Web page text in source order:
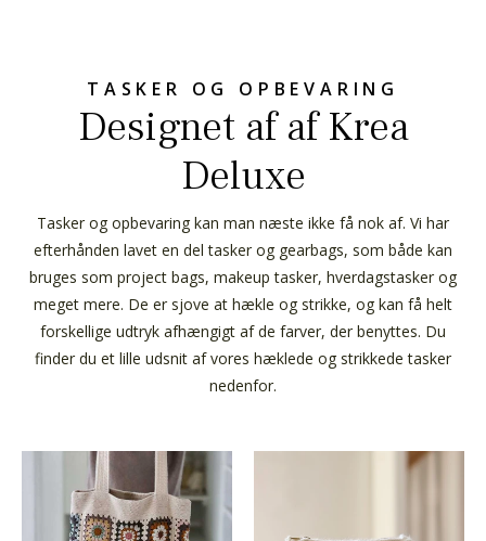
TASKER OG OPBEVARING
Designet af af Krea
Deluxe
Tasker og opbevaring kan man næste ikke få nok af. Vi har
efterhånden lavet en del tasker og gearbags, som både kan
bruges som project bags, makeup tasker, hverdagstasker og
meget mere. De er sjove at hækle og strikke, og kan få helt
forskellige udtryk afhængigt af de farver, der benyttes. Du
finder du et lille udsnit af vores hæklede og strikkede tasker
nedenfor.